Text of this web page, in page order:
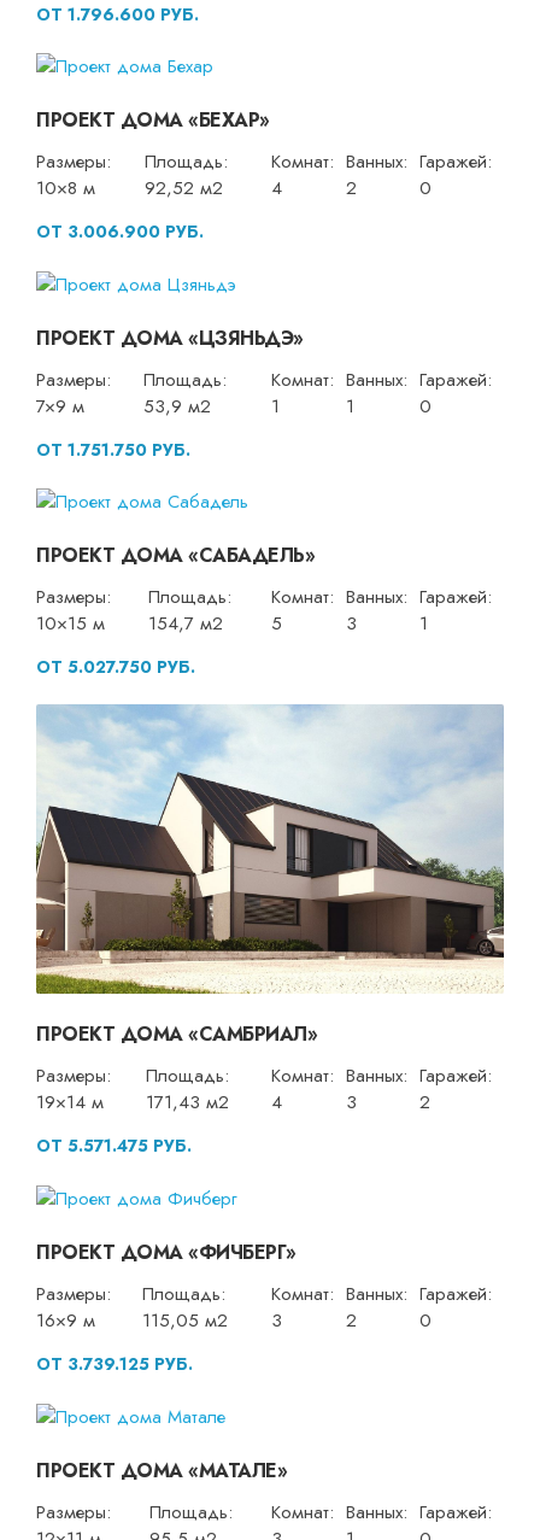
ОТ 1.796.600 РУБ.
ПРОЕКТ ДОМА «БЕХАР»
Размеры:
10×8 м
Площадь:
92,52 м2
Комнат:
4
Ванных:
2
Гаражей:
0
ОТ 3.006.900 РУБ.
ПРОЕКТ ДОМА «ЦЗЯНЬДЭ»
Размеры:
7×9 м
Площадь:
53,9 м2
Комнат:
1
Ванных:
1
Гаражей:
0
ОТ 1.751.750 РУБ.
ПРОЕКТ ДОМА «САБАДЕЛЬ»
Размеры:
10×15 м
Площадь:
154,7 м2
Комнат:
5
Ванных:
3
Гаражей:
1
ОТ 5.027.750 РУБ.
ПРОЕКТ ДОМА «САМБРИАЛ»
Размеры:
19×14 м
Площадь:
171,43 м2
Комнат:
4
Ванных:
3
Гаражей:
2
ОТ 5.571.475 РУБ.
ПРОЕКТ ДОМА «ФИЧБЕРГ»
Размеры:
16×9 м
Площадь:
115,05 м2
Комнат:
3
Ванных:
2
Гаражей:
0
ОТ 3.739.125 РУБ.
ПРОЕКТ ДОМА «МАТАЛЕ»
Размеры:
Площадь:
Комнат: Ванных: Гаражей: